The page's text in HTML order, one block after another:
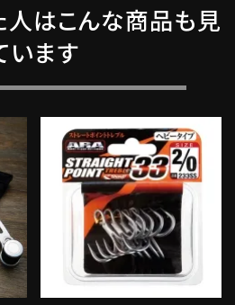
人はこんな商品も見
います